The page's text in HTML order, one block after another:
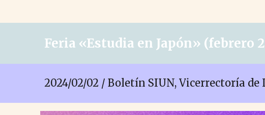
Feria «Estudia en Japón» (febrero
2024/02/02 / Boletín SIUN, Vicerrectoría